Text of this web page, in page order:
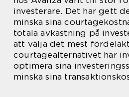
investerare. Det har gett
minska sina
totala avkastning på
att välja det mest
courtagealternativet har
optimera sina
minska sina